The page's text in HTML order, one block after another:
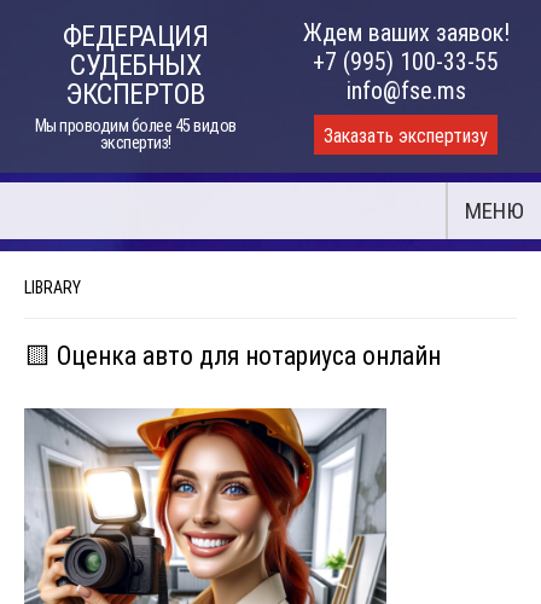
ФЕДЕРАЦИЯ
СУДЕБНЫХ
ЭКСПЕРТОВ
Мы проводим более 45 видов
экспертиз!
Ждем ваших заявок!
+7 (995) 100-33-55
info@fse.ms
Заказать экспертизу
МЕНЮ
LIBRARY
🟨 Оценка авто для нотариуса онлайн